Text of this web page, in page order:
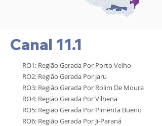
Canal 11.1
RO1: Região Gerada Por Porto Velho
RO2: Região Gerada Por Jaru
RO3: Região Gerada Por Rolim De Moura
RO4: Região Gerada Por Vilhena
RO5: Região Gerada Por Pimenta Bueno
RO6: Região Gerada Por Ji-Paraná